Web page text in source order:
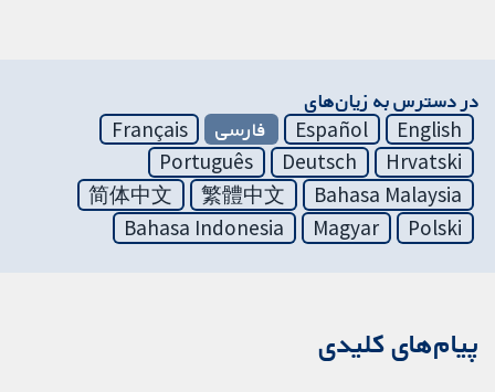
در دسترس به زیان‌های
English
Español فارسی
Français
Hrvatski
Deutsch
Português
Bahasa Malaysia
繁體中文
简体中文
Polski
Magyar
Bahasa Indonesia
پیام‌های کلیدی